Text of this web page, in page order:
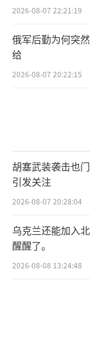
2026-08-07 22:21:19
俄军后勤为何突
给
2026-08-07 20:22:15
胡塞武装袭击也
引发关注
2026-08-07 20:28:04
乌克兰还能加入
醒醒了。
2026-08-08 13:24:48